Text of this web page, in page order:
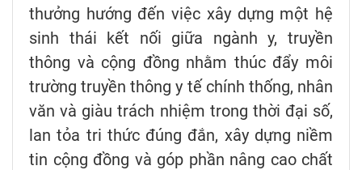
thưởng hướng đến việc xây dựng một hệ
sinh thái kết nối giữa ngành y, truyền
thông và cộng đồng nhằm thúc đẩy môi
trường truyền thông y tế chính thống, nhân
văn và giàu trách nhiệm trong thời đại số,
lan tỏa tri thức đúng đắn, xây dựng niềm
tin cộng đồng và góp phần nâng cao chất